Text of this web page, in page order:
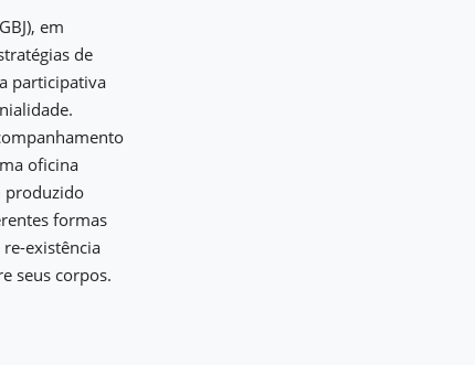
em
de
participativa
oficina
produzido
formas
existência
seus corpos.